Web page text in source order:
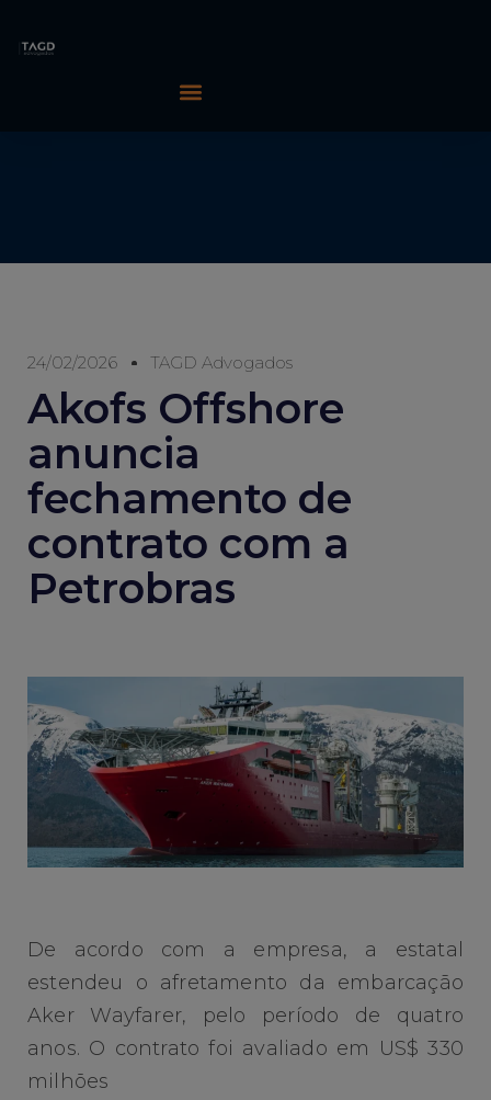
24/02/2026 TAGD Advogados
Akofs Offshore
anuncia
fechamento de
contrato com a
Petrobras
De acordo com a empresa, a estatal
estendeu o afretamento da embarcação
Aker Wayfarer, pelo período de quatro
anos. O contrato foi avaliado em US$ 330
milhões